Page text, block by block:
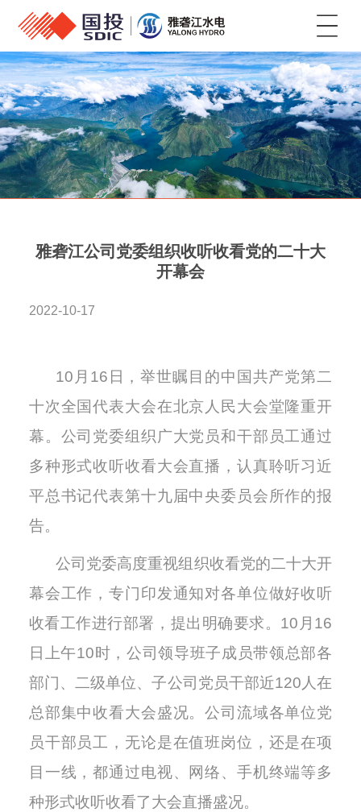
菜单
雅砻江公司党委组织收听收看党的二十大
开幕会
2022-10-17
10月16日，举世瞩目的中国共产党第二
十次全国代表大会在北京人民大会堂隆重开
幕。公司党委组织广大党员和干部员工通过
多种形式收听收看大会直播，认真聆听习近
平总书记代表第十九届中央委员会所作的报
告。
公司党委高度重视组织收看党的二十大开
幕会工作，专门印发通知对各单位做好收听
收看工作进行部署，提出明确要求。10月16
日上午10时，公司领导班子成员带领总部各
部门、二级单位、子公司党员干部近120人在
总部集中收看大会盛况。公司流域各单位党
员干部员工，无论是在值班岗位，还是在项
目一线，都通过电视、网络、手机终端等多
种形式收听收看了大会直播盛况。